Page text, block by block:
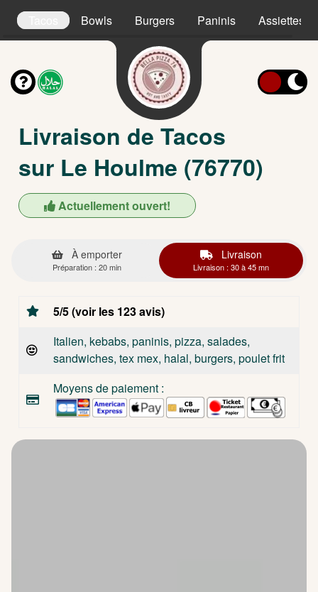
Bowls Burgers Paninis Assiettes
Livraison de Tacos
sur Le Houlme (76770)
Actuellement ouvert!
À emporter
Préparation : 20 min
Livraison
Livraison : 30 à 45 mn
5/5 (voir les 123 avis)
Italien, kebabs, paninis, pizza, salades,
sandwiches, tex mex, halal, burgers, poulet frit
Moyens de paiement :